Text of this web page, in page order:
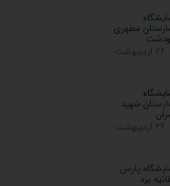
مطهری
۲۶ اردیبهشت
شهید
۲۶ اردیبهشت
پارس
یزد